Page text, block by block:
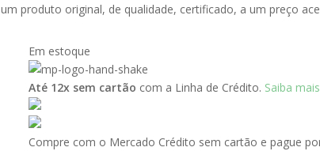
um produto original, de qualidade, certificado, a um preço
Em estoque
Até 12x sem cartão com a Linha de Crédito. Saiba mais
Compre com o Mercado Crédito sem cartão e pague